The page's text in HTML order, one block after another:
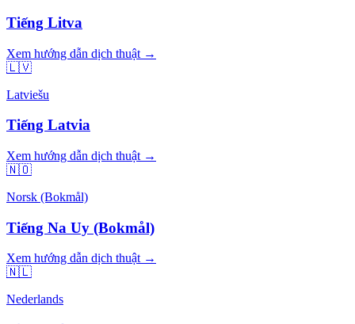
Tiếng Litva
Xem hướng dẫn dịch thuật →
🇱🇻
Latviešu
Tiếng Latvia
Xem hướng dẫn dịch thuật →
🇳🇴
Norsk (Bokmål)
Tiếng Na Uy (Bokmål)
Xem hướng dẫn dịch thuật →
🇳🇱
Nederlands